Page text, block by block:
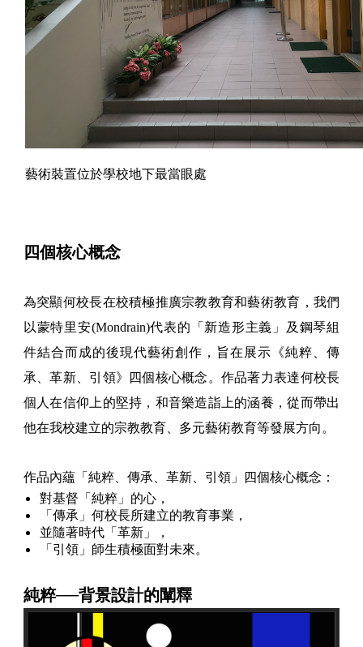
藝術裝置位於學校地下最當眼處
四個核心概念
為突顯何校長在校積極推廣宗教教育和藝術教育，我們
以蒙特里安(Mondrain)代表的「新造形主義」及鋼琴組
件結合而成的後現代藝術創作，旨在展示《純粹、傳
承、革新、引領》四個核心概念。作品著力表達何校長
個人在信仰上的堅持，和音樂造詣上的涵養，從而帶出
他在我校建立的宗教教育、多元藝術教育等發展方向。
作品內蘊「純粹、傳承、革新、引領」四個核心概念：
對基督「純粹」的心，
「傳承」何校長所建立的教育事業，
並隨著時代「革新」，
「引領」師生積極面對未來。
純粹──背景設計的闡釋